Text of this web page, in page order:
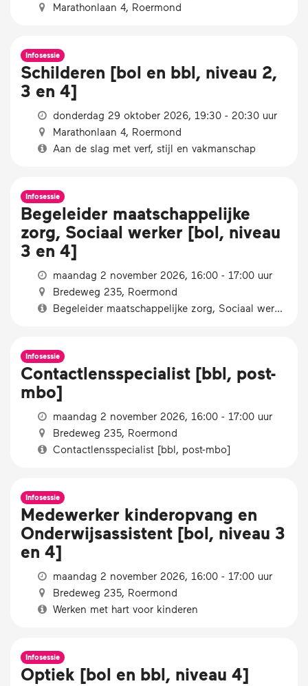
Marathonlaan 4, Roermond
Infosessie
Schilderen [bol en bbl, niveau 2,
3 en 4]
donderdag 29 oktober 2026, 19:30 - 20:30 uur
Marathonlaan 4, Roermond
Aan de slag met verf, stijl en vakmanschap
Infosessie
Begeleider maatschappelijke
zorg, Sociaal werker [bol, niveau
3 en 4]
maandag 2 november 2026, 16:00 - 17:00 uur
Bredeweg 235, Roermond
Begeleider maatschappelijke zorg, Sociaal werker [bol, niveau 3 en 4]
Infosessie
Contactlensspecialist [bbl, post-
mbo]
maandag 2 november 2026, 16:00 - 17:00 uur
Bredeweg 235, Roermond
Contactlensspecialist [bbl, post-mbo]
Infosessie
Medewerker kinderopvang en
Onderwijsassistent [bol, niveau 3
en 4]
maandag 2 november 2026, 16:00 - 17:00 uur
Bredeweg 235, Roermond
Werken met hart voor kinderen
Infosessie
Optiek [bol en bbl, niveau 4]